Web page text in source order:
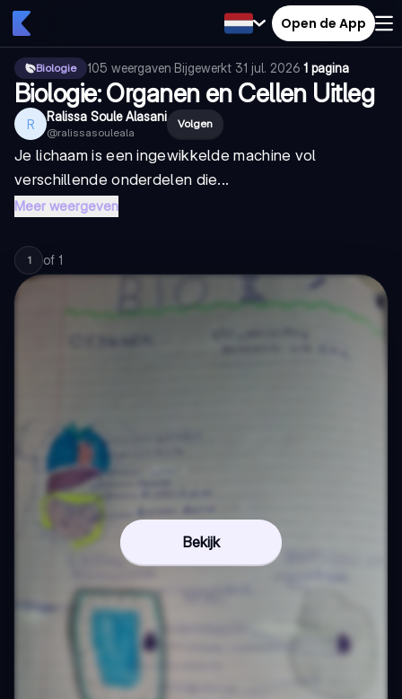
Open de App
Biologie 105 weergaven·Bijgewerkt 31 jul. 2026·1 pagina
Biologie: Organen en Cellen Uitleg
R Ralissa Soule Alasani
@ralissasouleala
Volgen
Je lichaam is een ingewikkelde machine vol
verschillende onderdelen die...
Meer weergeven
1 of 1
Bekijk